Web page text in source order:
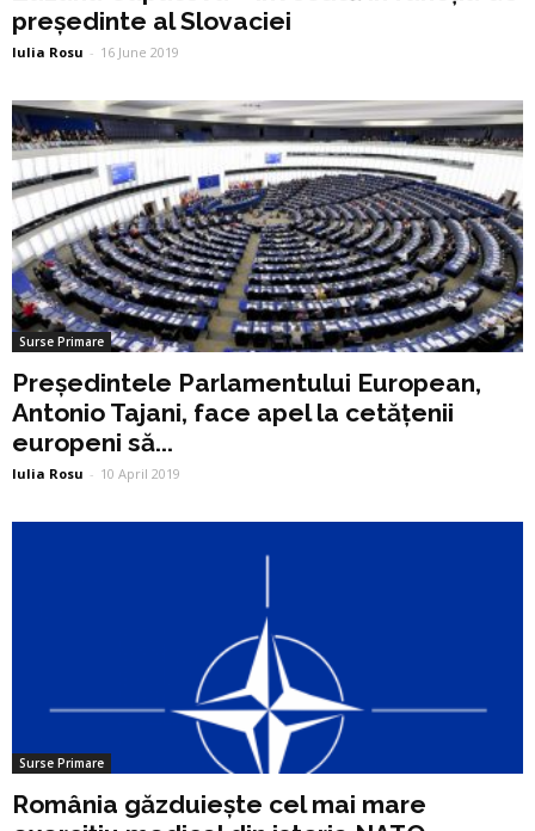
președinte al Slovaciei
Iulia Rosu - 16 June 2019
Surse Primare
Președintele Parlamentului European,
Antonio Tajani, face apel la cetățenii
europeni să...
Iulia Rosu - 10 April 2019
Surse Primare
România găzduiește cel mai mare